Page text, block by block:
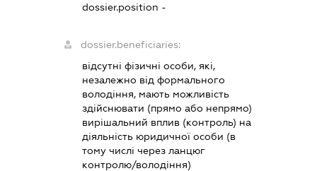
dossier.position -
dossier.beneficiaries:
відсутні фізичні особи, які,
незалежно від формального
володіння, мають можливість
здійснювати (прямо або непрямо)
вирішальний вплив (контроль) на
діяльність юридичної особи (в
тому числі через ланцюг
контролю/володіння)